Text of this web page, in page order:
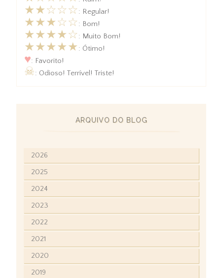
★★☆☆☆: Regular!
★★★☆☆: Bom!
★★★★☆: Muito Bom!
★★★★★: Ótimo!
♥: Favorito!
☠: Odioso! Terrível! Triste!
ARQUIVO DO BLOG
2026
2025
2024
2023
2022
2021
2020
2019